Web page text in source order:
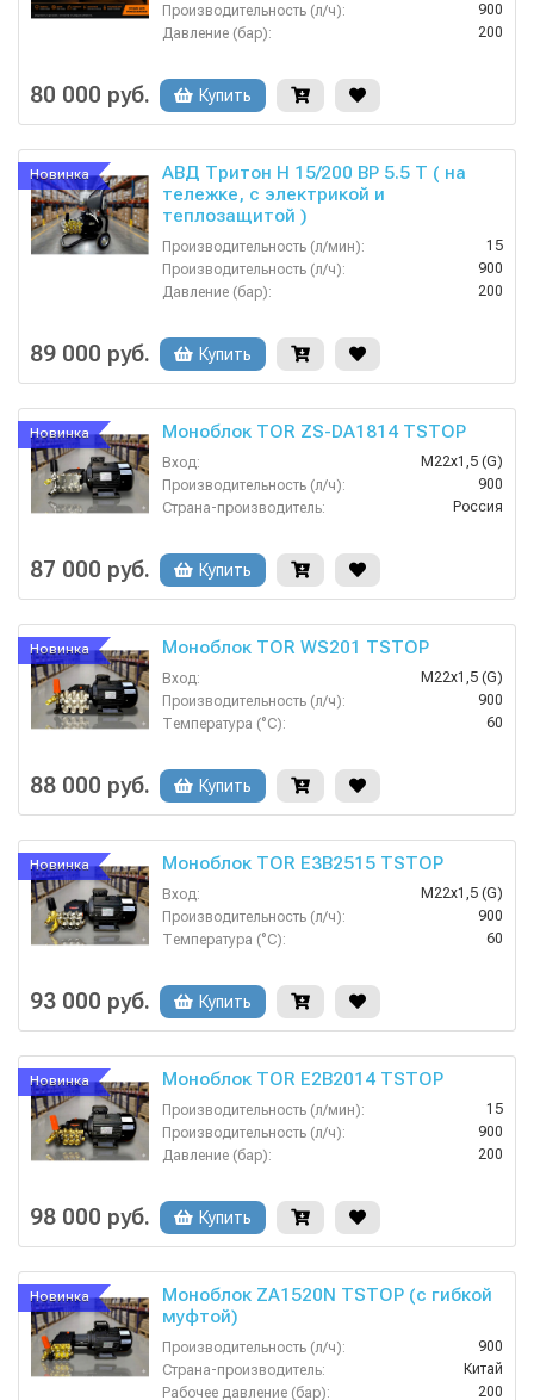
Производительность (л/ч):
900
Давление (бар):
200
Страна-производитель:
80 000 руб. Купить
Новинка
АВД Тритон H 15/200 BP 5.5 T ( на
тележке, с электрикой и
теплозащитой )
Производительность (л/мин):
15
Производительность (л/ч):
900
Давление (бар):
200
Страна-производитель:
89 000 руб. Купить
Новинка Моноблок TOR ZS-DA1814 TSTOP
Вход:
М22х1,5 (G)
Производительность (л/ч):
900
Страна-производитель:
Россия
Мощность (кВт):
87 000 руб. Купить
Новинка Моноблок TOR WS201 TSTOP
Вход:
М22х1,5 (G)
Производительность (л/ч):
900
Температура (°C):
60
Рабочее давление (бар):
88 000 руб. Купить
Новинка Моноблок TOR E3B2515 TSTOP
Вход:
М22х1,5 (G)
Производительность (л/ч):
900
Температура (°C):
60
Рабочее давление (бар):
93 000 руб. Купить
Новинка Моноблок TOR E2B2014 TSTOP
Производительность (л/мин):
15
Производительность (л/ч):
900
Давление (бар):
200
Страна-производитель:
98 000 руб. Купить
Новинка
Моноблок ZA1520N TSTOP (с гибкой
муфтой)
Производительность (л/ч):
900
Страна-производитель:
Китай
Рабочее давление (бар):
200